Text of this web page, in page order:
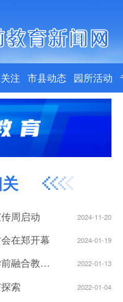
注 市县动态 园所活动
周启动 2024-11-20
在郑开幕 2024-01-19
中国教育报：《河南：开启学前融合教育“1+5+N”发展模式》 2022-01-13
索 2022-01-04